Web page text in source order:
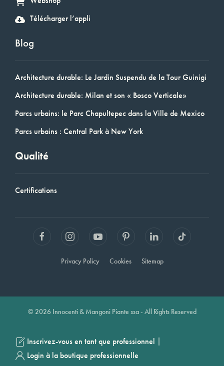
Télécharger l’appli
Blog
Architecture durable: Le Jardin Suspendu de la Tour Guinigi
Architecture durable: Milan et son « Bosco Verticale»
Parcs urbains: le Parc Chapultepec dans la Ville de Mexico
Parcs urbains : Central Park à New York
Qualité
Certifications
Privacy Policy Cookies Sitemap
© 2026 Innocenti & Mangoni Piante ssa - All Rights Reserved
Inscrivez-vous en tant que professionnel |
Login à la boutique professionnelle